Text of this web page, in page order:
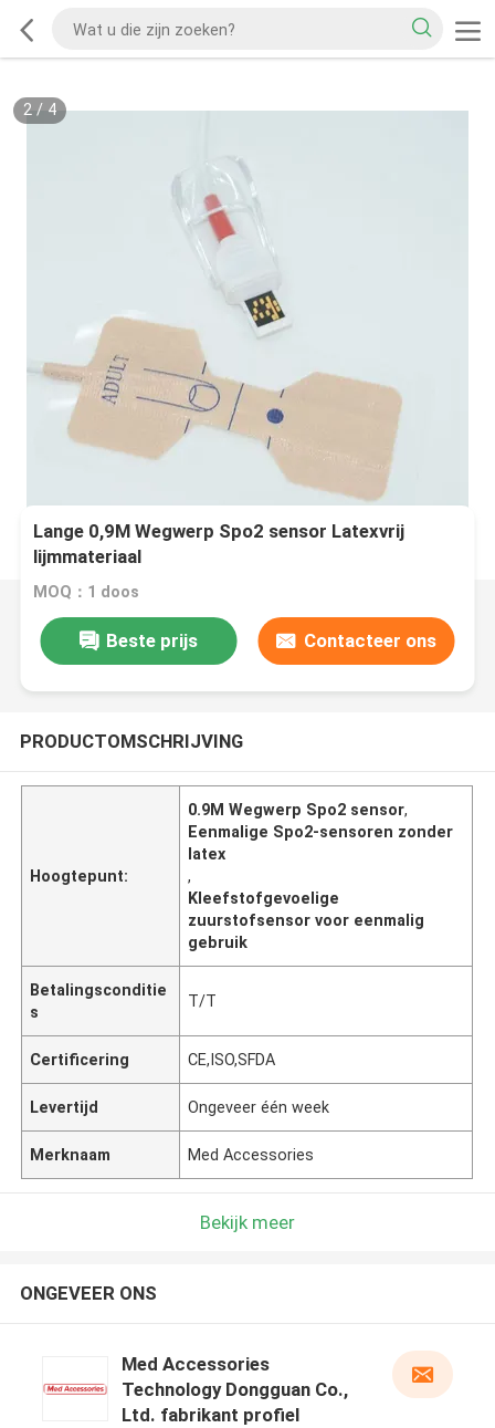
2/ 4
Lange 0,9M Wegwerp Spo2 sensor Latexvrij
lijmmateriaal
MOQ：1 doos
Beste prijs Contacteer ons
PRODUCTOMSCHRIJVING
Hoogtepunt:
0.9M Wegwerp Spo2 sensor,
Eenmalige Spo2-sensoren zonder
latex
,
Kleefstofgevoelige
zuurstofsensor voor eenmalig
gebruik
Betalingsconditie
s
T/T
Certificering CE,ISO,SFDA
Levertijd Ongeveer één week
Merknaam Med Accessories
Bekijk meer
ONGEVEER ONS
Med Accessories
Technology Dongguan Co.,
Ltd. fabrikant profiel